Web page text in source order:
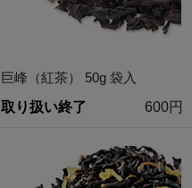
巨峰（紅茶） 50g 袋入
取り扱い終了
600円